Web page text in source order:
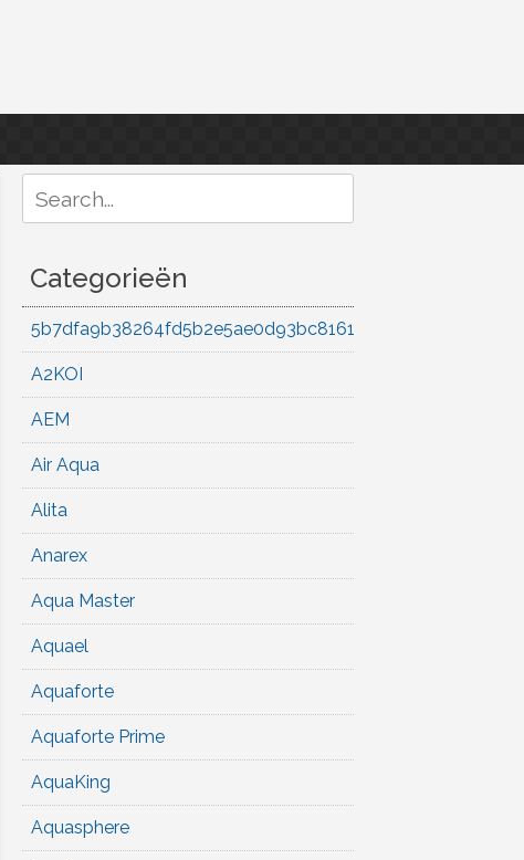
for:
Categorieën
5b7dfa9b38264fd5b2e5ae0d93bc8161
A2KOI
AEM
Air Aqua
Alita
Anarex
Aqua Master
Aquael
Aquaforte
Aquaforte Prime
AquaKing
Aquasphere